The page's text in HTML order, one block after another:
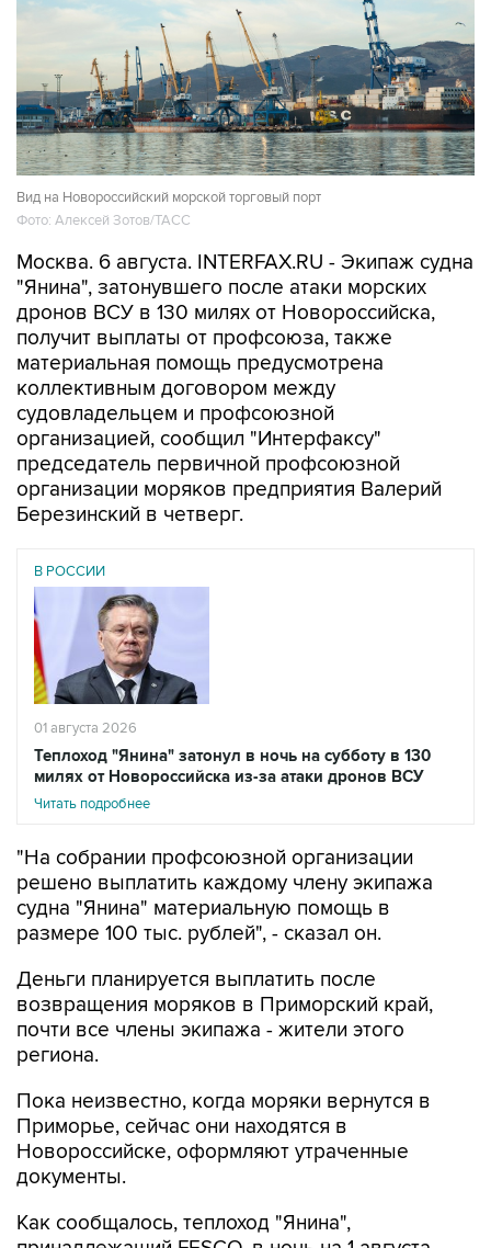
Вид на Новороссийский морской торговый порт
Фото: Алексей Зотов/ТАСС
Москва. 6 августа. INTERFAX.RU - Экипаж судна
"Янина", затонувшего после атаки морских
дронов ВСУ в 130 милях от Новороссийска,
получит выплаты от профсоюза, также
материальная помощь предусмотрена
коллективным договором между
судовладельцем и профсоюзной
организацией, сообщил "Интерфаксу"
председатель первичной профсоюзной
организации моряков предприятия Валерий
Березинский в четверг.
В РОССИИ
01 августа 2026
Теплоход "Янина" затонул в ночь на субботу в 130
милях от Новороссийска из-за атаки дронов ВСУ
Читать подробнее
"На собрании профсоюзной организации
решено выплатить каждому члену экипажа
судна "Янина" материальную помощь в
размере 100 тыс. рублей", - сказал он.
Деньги планируется выплатить после
возвращения моряков в Приморский край,
почти все члены экипажа - жители этого
региона.
Пока неизвестно, когда моряки вернутся в
Приморье, сейчас они находятся в
Новороссийске, оформляют утраченные
документы.
Как сообщалось, теплоход "Янина",